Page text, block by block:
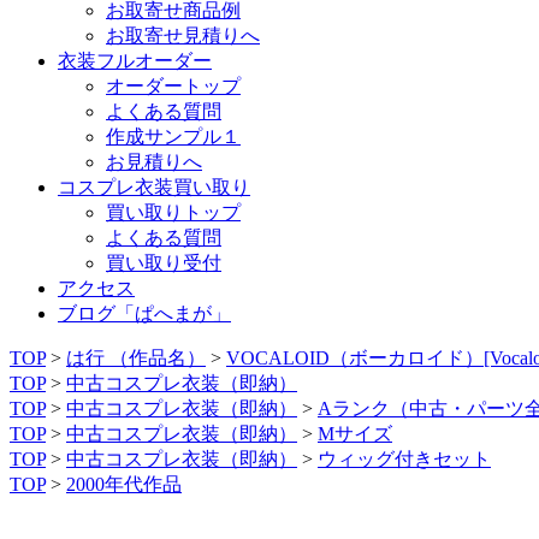
お取寄せ商品例
お取寄せ見積りへ
衣装フルオーダー
オーダートップ
よくある質問
作成サンプル１
お見積りへ
コスプレ衣装買い取り
買い取りトップ
よくある質問
買い取り受付
アクセス
ブログ「ぱへまが」
TOP> は行 （作品名） > VOCALOID（ボーカロイド）
TOP > 中古コスプレ衣装（即納）
TOP > 中古コスプレ衣装（即納） > Aランク（中古・パーツ
TOP > 中古コスプレ衣装（即納） > Mサイズ
TOP > 中古コスプレ衣装（即納） > ウィッグ付きセット
TOP > 2000年代作品